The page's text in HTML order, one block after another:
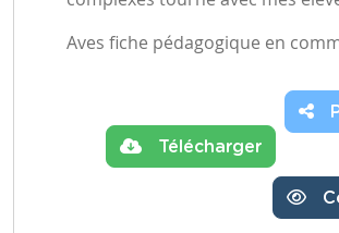
Aves fiche pédagogique en
Télécharger